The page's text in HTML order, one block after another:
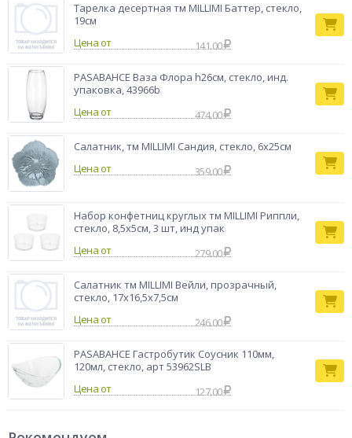
Тарелка десертная тм MILLIMI Баттер, стекло,
19см
Цена от
141.00
PASABAHCE Ваза Флора h26см, стекло, инд.
упаковка, 43966b
Цена от
474.00
Салатник, тм MILLIMI Сандия, стекло, 6x25см
Цена от
359.00
Набор конфетниц круглых тм MILLIMI Риппли,
стекло, 8,5x5см, 3 шт, инд упак
Цена от
279.00
Салатник тм MILLIMI Вейли, прозрачный,
стекло, 17x16,5x7,5см
Цена от
246.00
PASABAHCE Гастробутик Соусник 110мм,
120мл, стекло, арт 53962SLB
Цена от
127.00